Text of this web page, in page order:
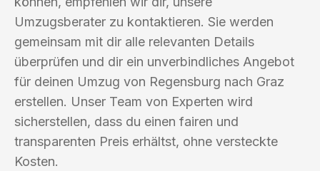
Umzugsberater zu kontaktieren. Sie werden
gemeinsam mit dir alle relevanten Details
überprüfen und dir ein unverbindliches Angebot
für deinen Umzug von Regensburg nach Graz
erstellen. Unser Team von Experten wird
sicherstellen, dass du einen fairen und
transparenten Preis erhältst, ohne versteckte
Kosten.